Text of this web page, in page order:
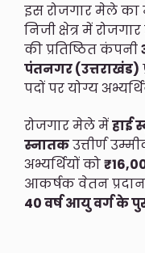
इस रोजगार मेले
निजी क्षेत्र में
की प्रतिष्ठित कंपनी
पंतनगर (उत्तराखंड)
पदों पर योग्य
रोजगार मेले मेंहाई
स्नातकउत्तीर्ण
अभ्यर्थियों को
आकर्षक वेतन
40 वर्ष आयु वर्ग के